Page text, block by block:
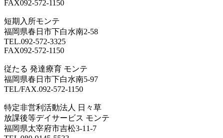
FAX092-572-1150
短期入所モンテ
福岡県春日市下白水南2-58
TEL.092-572-3325
FAX092-572-1150
従たる 発達療育 モンテ
福岡県春日市下白水南5-97
TEL/FAX.092-572-1150
特定非営利活動法人 日々草
放課後等デイサービス モンテ
福岡県太宰府市吉松3-11-7